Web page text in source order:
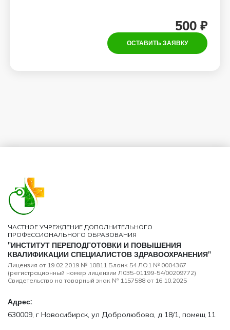
500 ₽
ОСТАВИТЬ ЗАЯВКУ
ЧАСТНОЕ УЧРЕЖДЕНИЕ ДОПОЛНИТЕЛЬНОГО
ПРОФЕССИОНАЛЬНОГО ОБРАЗОВАНИЯ
"ИНСТИТУТ ПЕРЕПОДГОТОВКИ И ПОВЫШЕНИЯ
КВАЛИФИКАЦИИ СПЕЦИАЛИСТОВ ЗДРАВООХРАНЕНИЯ"
Лицензия от 19.02.2019 № 10811 Бланк 54 ЛО1 № 0004367
(регистрационный номер лицензии Л035-01199-54/00209772)
Свидетельство на товарный знак № 1157588 от 16.10.2025
Адрес:
630009, г Новосибирск, ул Добролюбова, д 18/1, помещ 11